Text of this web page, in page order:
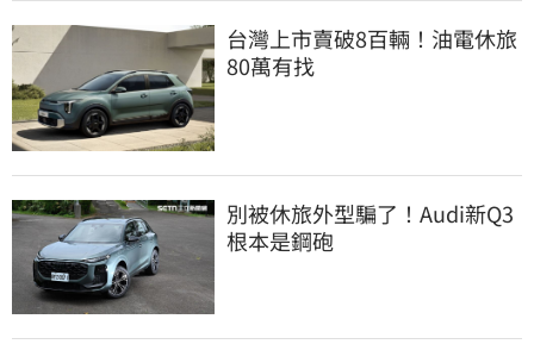
台灣上市賣破8百輛！油電休旅
80萬有找
別被休旅外型騙了！Audi新Q3
根本是鋼砲